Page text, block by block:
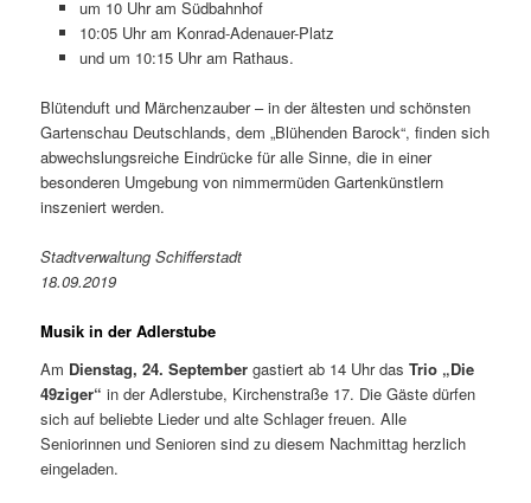
um 10 Uhr am Südbahnhof
10:05 Uhr am Konrad-Adenauer-Platz
und um 10:15 Uhr am Rathaus.
Blütenduft und Märchenzauber – in der ältesten und schönsten
Gartenschau Deutschlands, dem „Blühenden Barock“, finden sich
abwechslungsreiche Eindrücke für alle Sinne, die in einer
besonderen Umgebung von nimmermüden Gartenkünstlern
inszeniert werden.
Stadtverwaltung Schifferstadt
18.09.2019
Musik in der Adlerstube
Am Dienstag, 24. September gastiert ab 14 Uhr dasTrio „Die
49ziger“ in der Adlerstube, Kirchenstraße 17. Die Gäste dürfen
sich auf beliebte Lieder und alte Schlager freuen. Alle
Seniorinnen und Senioren sind zu diesem Nachmittag herzlich
eingeladen.